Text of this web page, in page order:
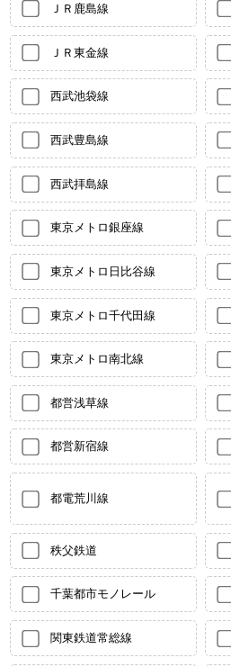
ＪＲ鹿島線
ＪＲ東金線
西武池袋線
西武豊島線
西武拝島線
東京メトロ銀座線
東京メトロ日比谷線
東京メトロ千代田線
東京メトロ南北線
都営浅草線
都営新宿線
都電荒川線
秩父鉄道
千葉都市モノレール
関東鉄道常総線